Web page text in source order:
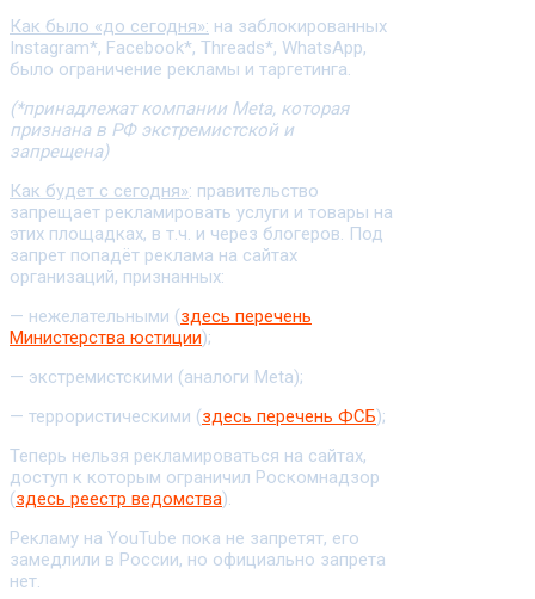
Как было «до сегодня»: на заблокированных
Instagram*, Facebook*, Threads*, WhatsApp,
было ограничение рекламы и таргетинга.
(*принадлежат компании Meta, которая
признана в РФ экстремистской и
запрещена)
Как будет с сегодня»: правительство
запрещает рекламировать услуги и товары на
этих площадках, в т.ч. и через блогеров. Под
запрет попадёт реклама на сайтах
организаций, признанных:
— нежелательными (здесь перечень
Министерства юстиции);
— экстремистскими (аналоги Meta);
— террористическими (здесь перечень ФСБ);
Теперь нельзя рекламироваться на сайтах,
доступ к которым ограничил Роскомнадзор
(здесь реестр ведомства).
Рекламу на YouTube пока не запретят, его
замедлили в России, но официально запрета
нет.